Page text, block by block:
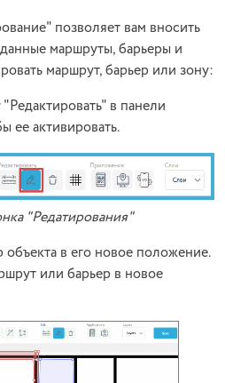
позволяет вам вносить
маршруты, барьеры и
маршрут, барьер или зону:
в панели
ее активировать.
"Редатирования"
объекта в его новое положение.
или барьер в новое